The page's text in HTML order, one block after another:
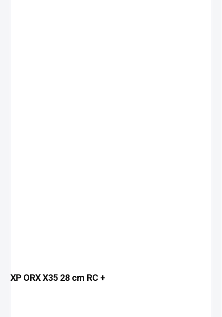
XP ORX X35 28 cm RC +